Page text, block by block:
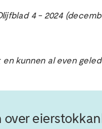
4 - 2024
kunnen al even